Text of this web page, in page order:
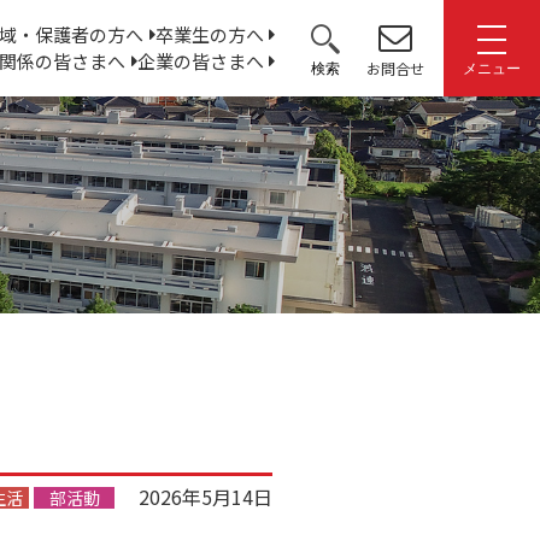
・保護者の方へ 卒業生の方へ
係の皆さまへ 企業の皆さまへ 検索
サ
イ
ト
内
検
索:
お問合せ メニュー
活 部活動
2026年5月14日